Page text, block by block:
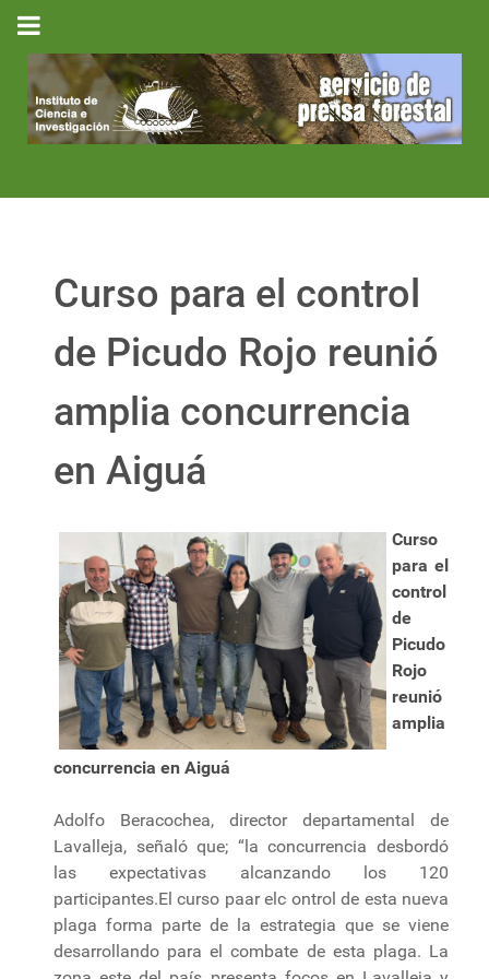
Curso para el control
de Picudo Rojo reunió
amplia concurrencia
en Aiguá
Curso
para el
control
de
Picudo
Rojo
reunió
amplia
concurrencia en Aiguá
Adolfo Beracochea, director departamental de
Lavalleja, señaló que; “la concurrencia desbordó
las expectativas alcanzando los 120
participantes.El curso paar elc ontrol de esta nueva
plaga forma parte de la estrategia que se viene
desarrollando para el combate de esta plaga. La